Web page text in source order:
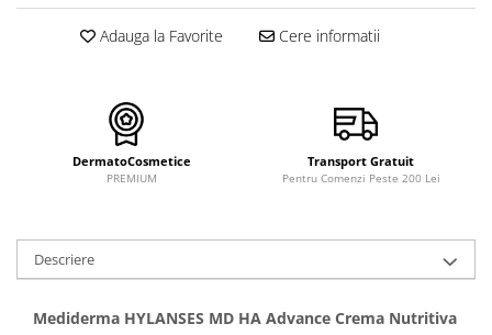
ASCE Plus
Pure Balance
Echilibru & Somn
Adauga la Favorite Cere informatii
DermatoCosmetice
PREMIUM
Transport Gratuit
Pentru Comenzi Peste 200 Lei
Descriere
Mediderma HYLANSES MD HA Advance Crema Nutritiva